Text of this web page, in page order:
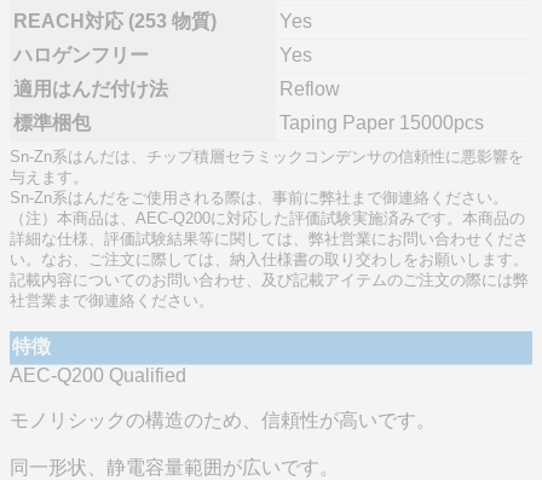
REACH対応 (253 物質)
Yes
ハロゲンフリー
Yes
適用はんだ付け法
Reflow
標準梱包
Taping Paper 15000pcs
Sn-Zn系はんだは、チップ積層セラミックコンデンサの信頼性に悪影響を
与えます。
Sn-Zn系はんだをご使用される際は、事前に弊社まで御連絡ください。
（注）本商品は、AEC-Q200に対応した評価試験実施済みです。本商品の
詳細な仕様、評価試験結果等に関しては、弊社営業にお問い合わせくださ
い。なお、ご注文に際しては、納入仕様書の取り交わしをお願いします。
記載内容についてのお問い合わせ、及び記載アイテムのご注文の際には弊
社営業まで御連絡ください。
特徴
AEC-Q200 Qualified
モノリシックの構造のため、信頼性が高いです。
同一形状、静電容量範囲が広いです。